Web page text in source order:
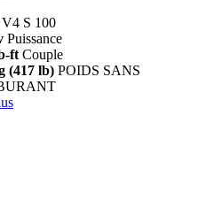
V4 S 100
Puissance
ft Couple
(417 lb) POIDS SANS